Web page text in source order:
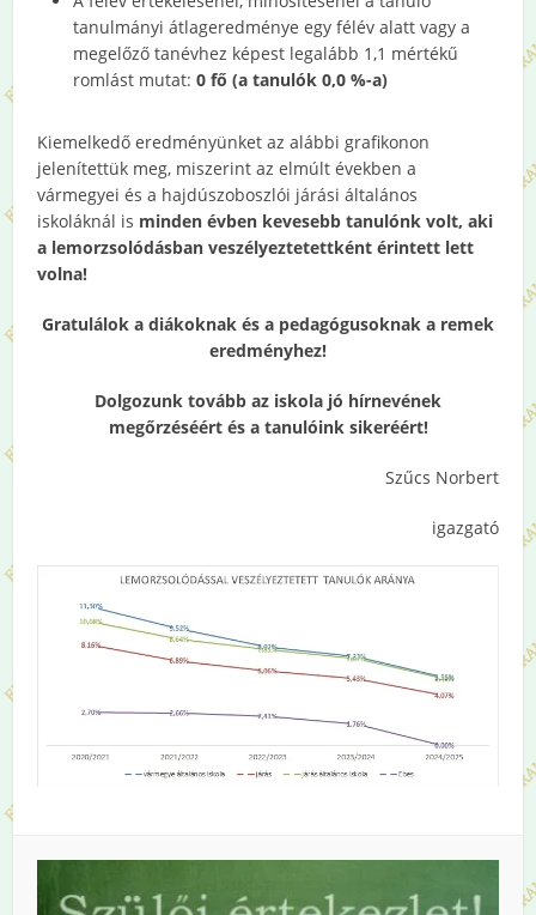
tanulmányi átlageredménye egy félév alatt vagy a
megelőző tanévhez képest legalább 1,1 mértékű
romlást mutat:0 fő (a tanulók 0,0 %-a)
Kiemelkedő eredményünket az alábbi grafikonon
jelenítettük meg, miszerint az elmúlt években a
vármegyei és a hajdúszoboszlói járási általános
iskoláknál is minden évben kevesebb tanulónk volt, aki
a lemorzsolódásban veszélyeztetettként érintett lett
volna!
Gratulálok a diákoknak és a pedagógusoknak a remek
eredményhez!
Dolgozunk tovább az iskola jó hírnevének
megőrzéséért és a tanulóink sikeréért!
Szűcs Norbert
igazgató